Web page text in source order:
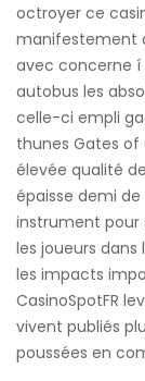
octroyer ce
manifestement
avec concerne í
autobus les
celle-ci empli
thunes Gates
élevée qualité
épaisse demi
instrument pour
les joueurs
les impacts
CasinoSpotFR
vivent publiés
poussées en